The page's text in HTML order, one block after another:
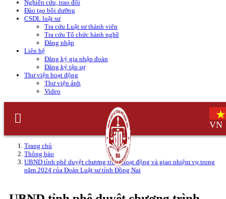
Nghiên cứu, trao đổi
Đào tạo bồi dưỡng
CSDL luật sư
Tra cứu Luật sư thành viên
Tra cứu Tổ chức hành nghề
Đăng nhập
Liên hệ
Đăng ký gia nhập đoàn
Đăng ký tập sự
Thư viện hoạt động
Thư viện ảnh
Video
VN
Trang chủ
Thông báo
UBND tỉnh phê duyệt chương trình hoạt động và giao nhiệm vụ trong
năm 2024 của Đoàn Luật sư tỉnh Đồng Nai